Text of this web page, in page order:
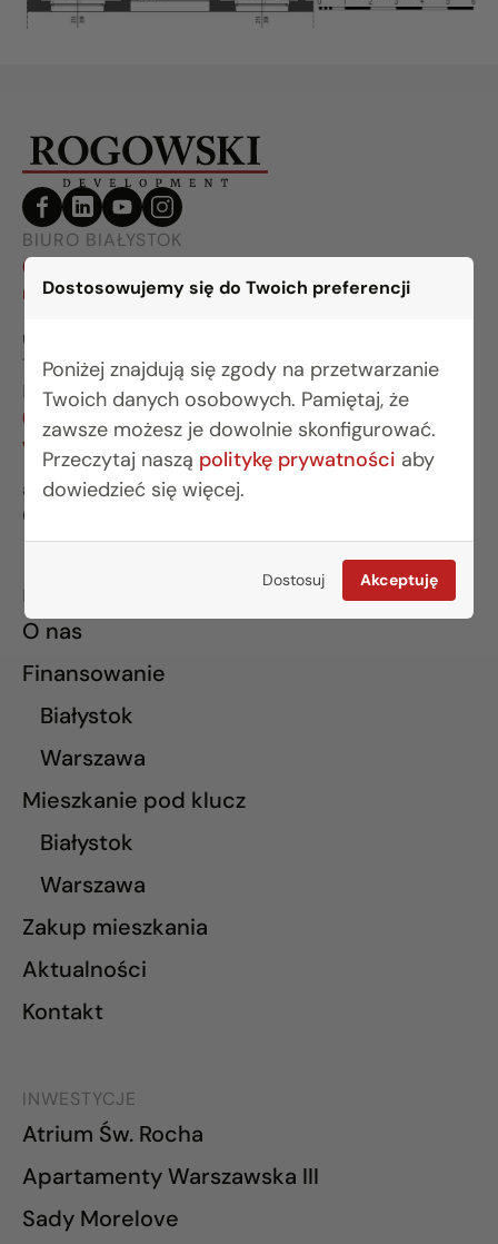
Dostosowujemy się do Twoich preferencji
Poniżej znajdują się zgody na przetwarzanie
Twoich danych osobowych. Pamiętaj, że
zawsze możesz je dowolnie skonfigurować.
Przeczytaj naszą politykę prywatności aby
dowiedzieć się więcej.
Dostosuj Akceptuję
BIURO BIAŁYSTOK
(85) 749 99 09
mieszkania@rogowskidevelopment.pl
ul. Legionowa 28 lok. 202
15-281 Białystok
BIURO WARSZAWA
(22) 642 03 55
warszawa@rogowskidevelopment.pl
al. Wilanowska 67E lok. U5
02-765 Warszawa
INFORMACJE
O nas
Finansowanie
Białystok
Warszawa
Mieszkanie pod klucz
Białystok
Warszawa
Zakup mieszkania
Aktualności
Kontakt
INWESTYCJE
Atrium Św. Rocha
Apartamenty Warszawska III
Sady Morelove